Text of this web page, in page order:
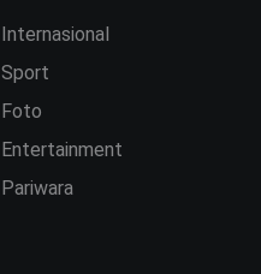
Internasional
Sport
Foto
Entertainment
Pariwara